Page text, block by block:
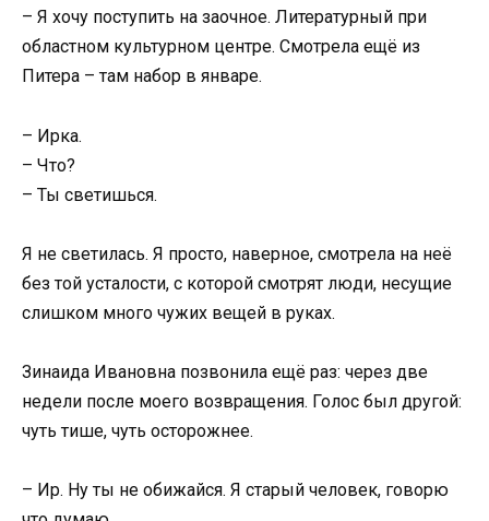
– Я хочу поступить на заочное. Литературный при
областном культурном центре. Смотрела ещё из
Питера – там набор в январе.
– Ирка.
– Что?
– Ты светишься.
Я не светилась. Я просто, наверное, смотрела на неё
без той усталости, с которой смотрят люди, несущие
слишком много чужих вещей в руках.
Зинаида Ивановна позвонила ещё раз: через две
недели после моего возвращения. Голос был другой:
чуть тише, чуть осторожнее.
– Ир. Ну ты не обижайся. Я старый человек, говорю